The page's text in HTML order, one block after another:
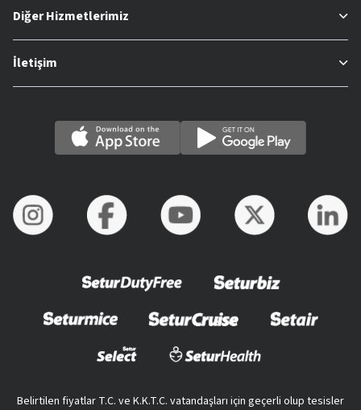
Diğer Hizmetlerimiz
İletişim
Belirtilen fiyatlar T.C. ve K.K.T.C. vatandaşları için geçerli olup tesisler